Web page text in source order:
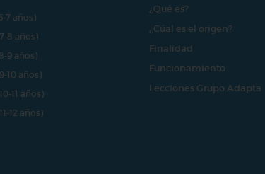
7 años)
8 años)
9 años)
10 años)
11 años)
12 años)
¿Qué es?
¿Cúal es el origen?
Finalidad
Funcionamiento
Lecciones Grupo Adapta